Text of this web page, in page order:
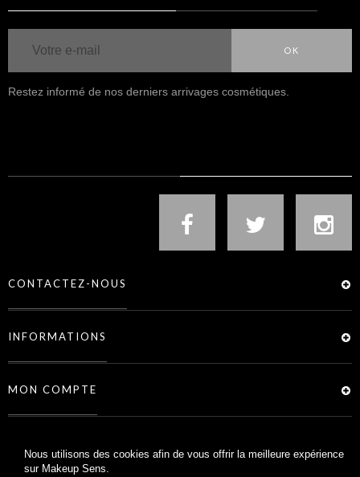
Nous utilisons des cookies afin de vous offrir la meilleure expérience
sur Makeup Sens.
OK
Restez informé de nos derniers arrivages cosmétiques.
CONTACTEZ-NOUS
INFORMATIONS
MON COMPTE